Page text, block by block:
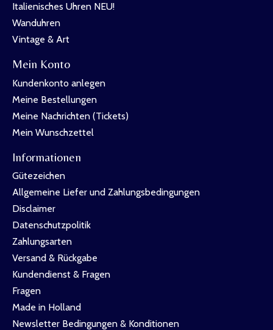
Italienisches Uhren NEU!
Wanduhren
Vintage & Art
Mein Konto
Kundenkonto anlegen
Meine Bestellungen
Meine Nachrichten (Tickets)
Mein Wunschzettel
Informationen
Gütezeichen
Allgemeine Liefer und Zahlungsbedingungen
Disclaimer
Datenschutzpolitik
Zahlungsarten
Versand & Rückgabe
Kundendienst & Fragen
Fragen
Made in Holland
Newsletter Bedingungen & Konditionen